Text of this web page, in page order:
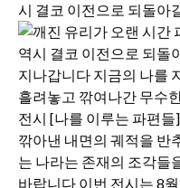
시 결코 이전으로 되돌아